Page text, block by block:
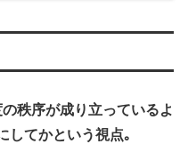
秩序が成り立っているよ
してかという視点｡